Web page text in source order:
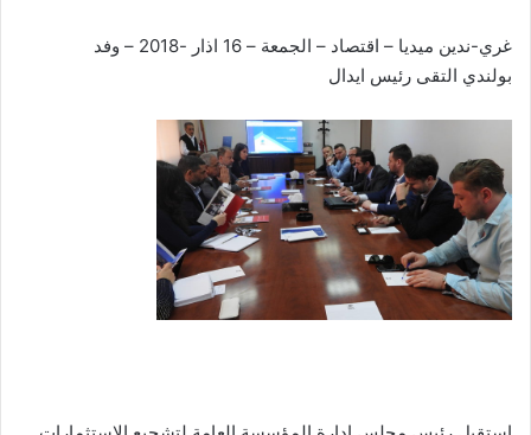
غري-ندين ميديا – اقتصاد – الجمعة – 16 اذار -2018 – وفد
بولندي التقى رئيس ايدال